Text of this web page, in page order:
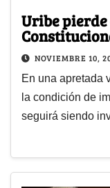
Uribe
NOVIEMBRE 10,
En una apretada
la condición de
seguirá siendo